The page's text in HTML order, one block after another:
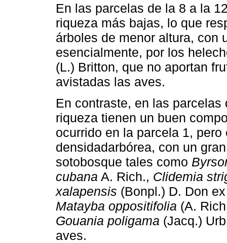
En las parcelas de la 8 a la
riqueza más bajas, lo que
árboles de menor altura, con
esencialmente, por los
(L.) Britton, que no aportan
avistadas las aves.
En contraste, en las
riqueza tienen un buen
ocurrido en la parcela 1,
densidadarbórea, con un
sotobosque tales como
cubana A. Rich., Clidemia
xalapensis (Bonpl.) D. Don
Matayba oppositifolia (A.
Gouania poligama (Jacq.)
aves.